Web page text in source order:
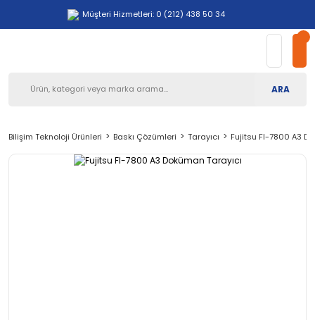
Müşteri Hizmetleri: 0 (212) 438 50 34
ARA
Bilişim Teknoloji Ürünleri Baskı Çözümleri Tarayıcı Fujitsu FI-7800 A3